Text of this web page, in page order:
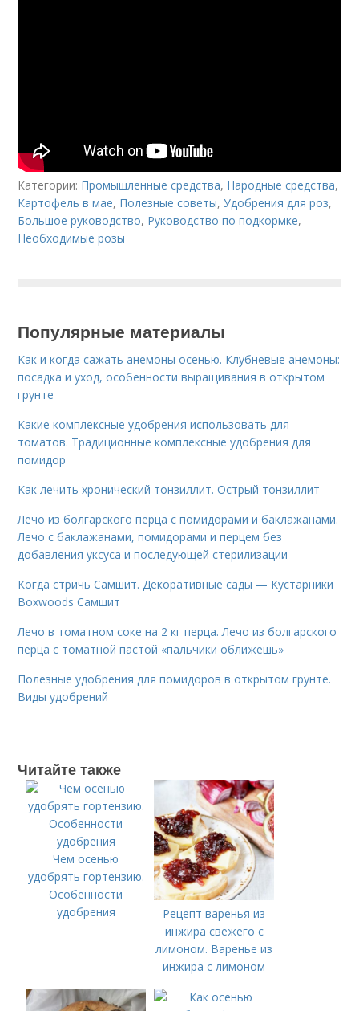
Категории: Промышленные средства, Народные средства,
Картофель в мае, Полезные советы,Удобрения для роз,
Большое руководство, Руководство по подкормке,
Необходимые розы
Популярные материалы
Как и когда сажать анемоны осенью. Клубневые анемоны:
посадка и уход, особенности выращивания в открытом
грунте
Какие комплексные удобрения использовать для
томатов. Традиционные комплексные удобрения для
помидор
Как лечить хронический тонзиллит. Острый тонзиллит
Лечо из болгарского перца с помидорами и баклажанами.
Лечо с баклажанами, помидорами и перцем без
добавления уксуса и последующей стерилизации
Когда стричь Самшит. Декоративные сады — Кустарники
Boxwoods Самшит
Лечо в томатном соке на 2 кг перца. Лечо из болгарского
перца с томатной пастой «пальчики оближешь»
Полезные удобрения для помидоров в открытом грунте.
Виды удобрений
Читайте также
Чем осенью
удобрять гортензию.
Особенности
удобрения
Рецепт варенья из
инжира свежего с
лимоном. Варенье из
инжира с лимоном